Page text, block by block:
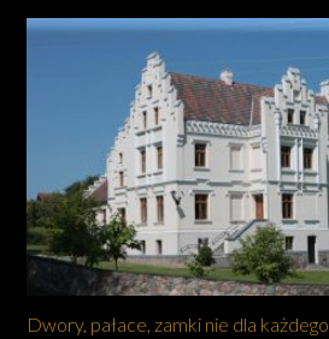
Dwory, pałace, zamki nie dla każdego